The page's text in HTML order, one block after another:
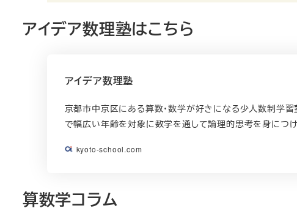
アイデア数理塾はこちら
アイデア数理塾
京都市中京区にある算数・数学が好きになる少人数制学習
で幅広い年齢を対象に数学を通して論理的思考を身につ
kyoto-school.com
算数学コラム